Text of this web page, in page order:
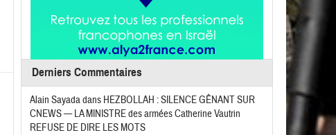
Derniers Commentaires
Alain Sayadadans HEZBOLLAH : SILENCE GÊNANT SUR
CNEWS — LA MINISTRE des armées Catherine Vautrin
REFUSE DE DIRE LES MOTS